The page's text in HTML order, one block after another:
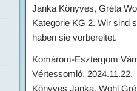
Janka Könyves, Gréta
Kategorie KG 2. Wir sind
haben sie vorbereitet.
Komárom-Esztergom
Vértessomló, 2024.11.22.
Könyves Janka, Wohl